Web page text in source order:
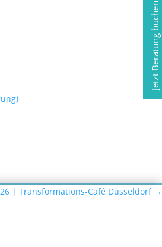
| Transformations-Café Düsseldorf→
Jetzt Beratung buchen